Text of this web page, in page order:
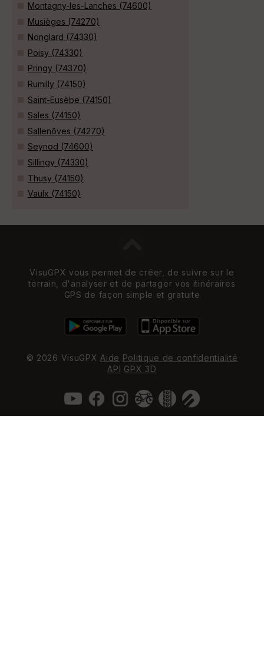
Montagny-les-Lanches (74600)
Musièges (74270)
Nonglard (74330)
Poisy (74330)
Pringy (74370)
Rumilly (74150)
Saint-Eusèbe (74150)
Sales (74150)
Sallenôves (74270)
Seynod (74600)
Sillingy (74330)
Thusy (74150)
Vaulx (74150)
VisuGPX vous permet de créer, de suivre sur le
terrain, d'analyser et de partager vos itinéraires
GPS de façon simple et gratuite
© 2026 VisuGPX Aide Politique de confidentialité
API GPX 3D